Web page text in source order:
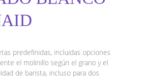
predefinidas, incluidas opciones
el molinillo según el grano y el
de barista, incluso para dos